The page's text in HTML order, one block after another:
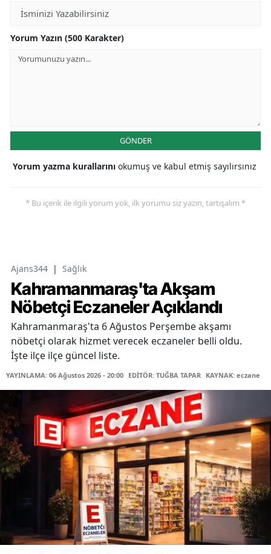
Yorum Yazın (500 Karakter)
GÖNDER
Yorum yazma kurallarını okumuş ve kabul etmiş sayılırsınız
* Bu içerik ile ilgili yorum yok, ilk yorumu siz yazın, tartışalım *
Ajans344 | Sağlık
Kahramanmaraş'ta Akşam
Nöbetçi Eczaneler Açıklandı
Kahramanmaraş'ta 6 Ağustos Perşembe akşamı
nöbetçi olarak hizmet verecek eczaneler belli oldu.
İşte ilçe ilçe güncel liste.
YAYINLAMA: 06 Ağustos 2026 - 20:00 EDİTÖR: TUĞBA TAPAR KAYNAK: eczane